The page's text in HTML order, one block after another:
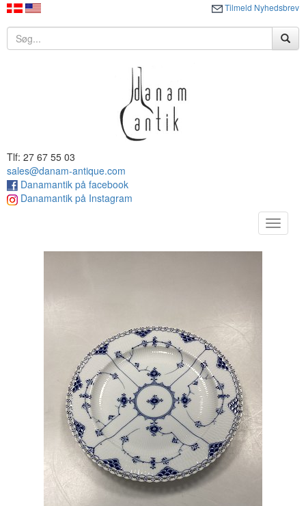
Tilmeld Nyhedsbrev
Tlf: 27 67 55 03
sales@danam-antique.com
Danamantik på facebook
Danamantik på Instagram
Toggle